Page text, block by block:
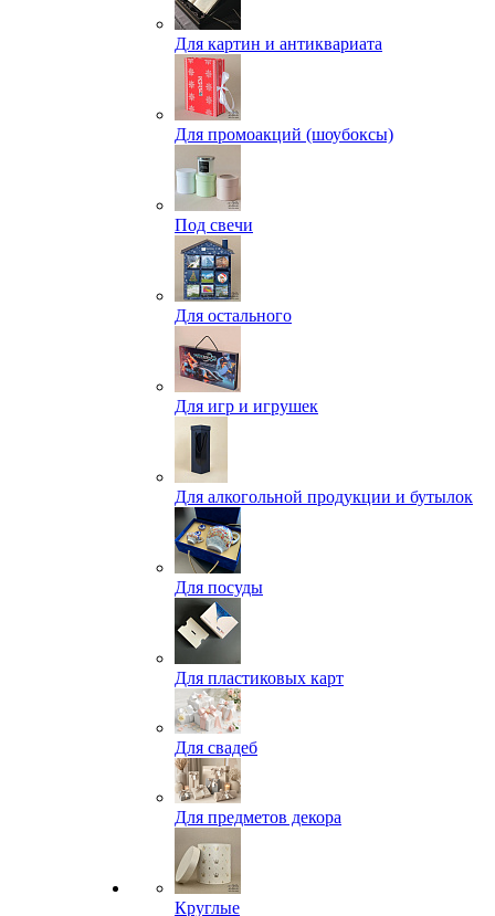
Для картин и антиквариата
Для промоакций (шоубоксы)
Под свечи
Для остального
Для игр и игрушек
Для алкогольной продукции и бутылок
Для посуды
Для пластиковых карт
Для свадеб
Для предметов декора
Круглые